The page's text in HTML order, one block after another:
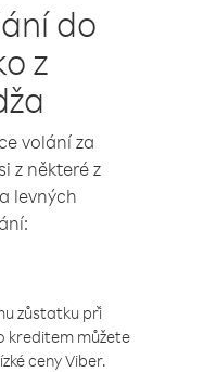
do
z
volání za
z některé z
levných
zůstatku při
kreditem můžete
ceny Viber.